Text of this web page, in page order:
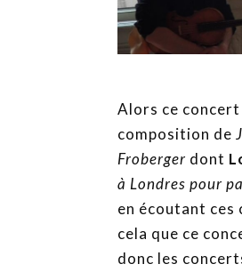
Alors ce
composition de
Froberger dont
à Londres pour
en écoutant ces
cela que ce
donc les